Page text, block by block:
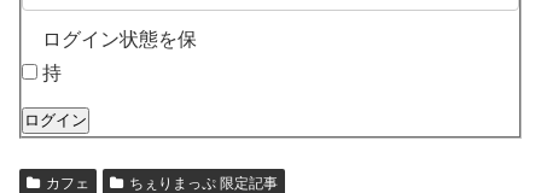
ログイン状態を保
持
ログイン
カフェ ちぇりまっぷ 限定記事